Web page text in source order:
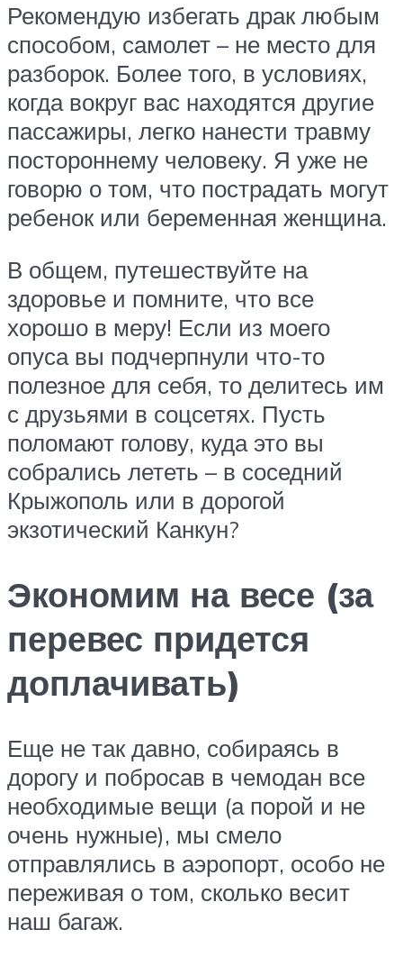
Рекомендую избегать драк любым
способом, самолет – не место для
разборок. Более того, в условиях,
когда вокруг вас находятся другие
пассажиры, легко нанести травму
постороннему человеку. Я уже не
говорю о том, что пострадать могут
ребенок или беременная женщина.
В общем, путешествуйте на
здоровье и помните, что все
хорошо в меру! Если из моего
опуса вы подчерпнули что-то
полезное для себя, то делитесь им
с друзьями в соцсетях. Пусть
поломают голову, куда это вы
собрались лететь – в соседний
Крыжополь или в дорогой
экзотический Канкун?
Экономим на весе (за
перевес придется
доплачивать)
Еще не так давно, собираясь в
дорогу и побросав в чемодан все
необходимые вещи (а порой и не
очень нужные), мы смело
отправлялись в аэропорт, особо не
переживая о том, сколько весит
наш багаж.